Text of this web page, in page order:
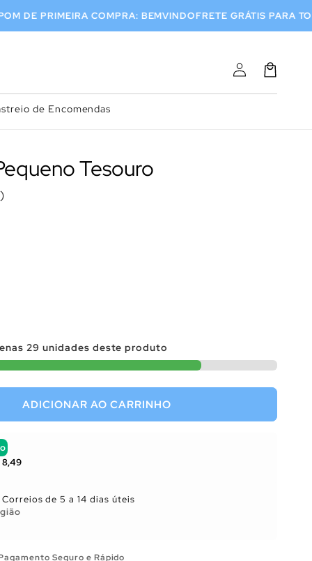
CUPOM DE PRIMEIRA COMPRA: BEMVINDOFRETE GRÁTIS
de Encomendas
login
Carrinho
Tesouro
29 unidades deste produto
ADICIONAR AO CARRINHO
8,49
de 5 a 14 dias úteis
Seguro e Rápido